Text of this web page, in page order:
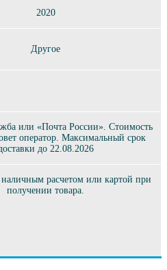
2020
Другое
или «Почта России». Стоимость
оператор. Максимальный срок
до 22.08.2026
расчетом или картой при
получении товара.